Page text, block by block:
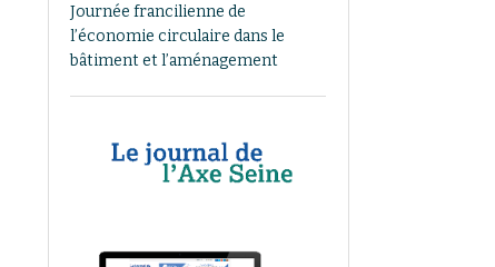
Journée francilienne de
l’économie circulaire dans le
bâtiment et l’aménagement